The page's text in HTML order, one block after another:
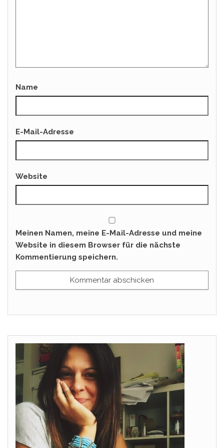
Name
E-Mail-Adresse
Website
Meinen Namen, meine E-Mail-Adresse und meine
Website in diesem Browser für die nächste
Kommentierung speichern.